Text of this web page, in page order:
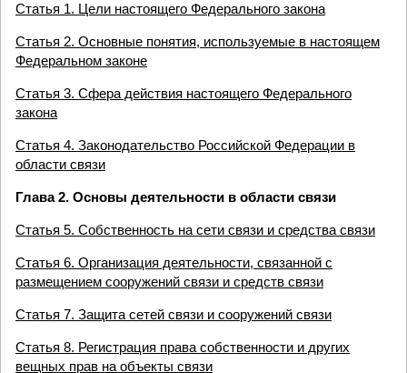
Статья 1. Цели настоящего Федерального закона
Статья 2. Основные понятия, используемые в настоящем
Федеральном законе
Статья 3. Сфера действия настоящего Федерального
закона
Статья 4. Законодательство Российской Федерации в
области связи
Глава 2. Основы деятельности в области связи
Статья 5. Собственность на сети связи и средства связи
Статья 6. Организация деятельности, связанной с
размещением сооружений связи и средств связи
Статья 7. Защита сетей связи и сооружений связи
Статья 8. Регистрация права собственности и других
вещных прав на объекты связи